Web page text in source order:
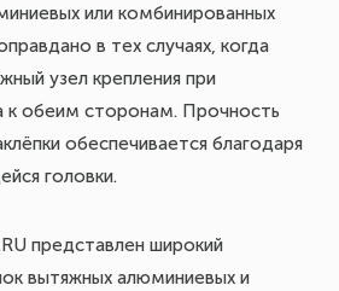
или комбинированных
в тех случаях, когда
узел крепления при
к обеим сторонам. Прочность
обеспечивается благодаря
головки.
представлен широкий
вытяжных алюминиевых и